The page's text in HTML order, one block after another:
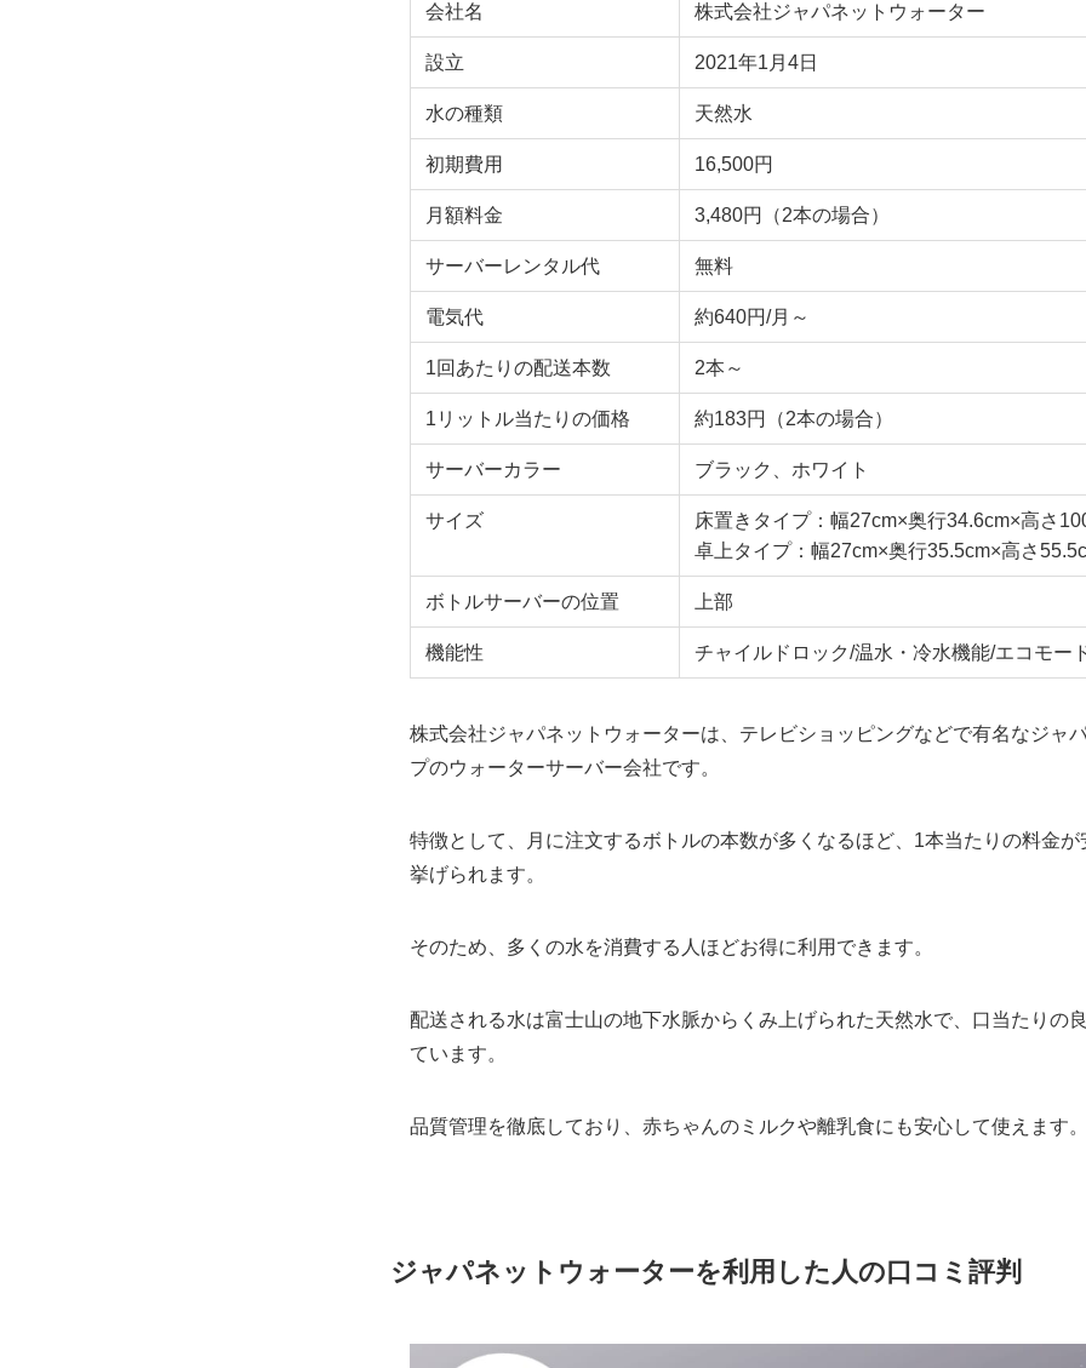
会社名 株式会社ジャパネットウォーター
設立 2021年1月4日
水の種類 天然水
初期費用 16,500円
月額料金 3,480円（2本の場合）
サーバーレンタル代 無料
電気代 約640円/月～
1回あたりの配送本数 2本～
1リットル当たりの価格 約183円（2本の場合）
サーバーカラー ブラック、ホワイト
サイズ
床置きタイプ：幅27cm×奥行34.6cm×高さ
卓上タイプ：幅27cm×奥行35.5cm×高さ
ボトルサーバーの位置 上部
機能性 チャイルドロック/温水・冷水機能/エコモー
株式会社ジャパネットウォーターは、テレビショッピングなどで有名なジャ
プのウォーターサーバー会社です。
特徴として、
月に注文するボトルの本数が多くなるほど、1本当たりの料金が
挙げられます。
そのため、多くの水を消費する人ほどお得に利用できます。
配送される水は富士山の地下水脈からくみ上げられた天然水で、口当たりの
ています。
品質管理を徹底しており、赤ちゃんのミルクや離乳食にも安心して使えます
ジャパネットウォーターを利用した人の口コミ評判